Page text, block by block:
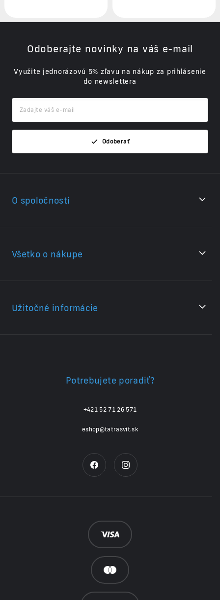
Odoberajte novinky na váš e-mail
Využite jednorázovú 5% zľavu na nákup za prihlásenie
do newslettera
Odoberať
O spoločnosti
Všetko o nákupe
Užitočné informácie
Potrebujete poradiť?
+421 52 71 26 571
eshop@tatrasvit.sk